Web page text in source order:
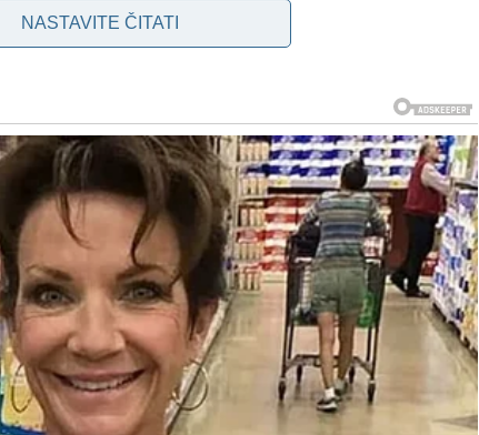
stresa, nepravilne prehrane, nedostatka fizičke aktivnosti ili
koje su generacijama bile dio kućnih ljekarni. List smokve
u mnogim krajevima i često raste u dvorištima i vrtovima.
ili dodatka drugim prirodnim pripravcima.
nutritivnom sastavu i prisutnosti biljnih spojeva koji se povezuju
organizma.
NASTAVITE ČITATI